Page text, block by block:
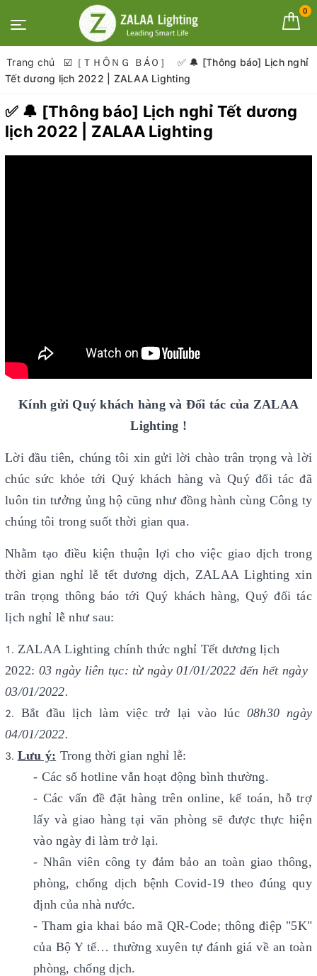
0
Trang chủ ☑️［ＴＨÔＮＧ ＢÁＯ］
✅ 🔔 [Thông báo] Lịch nghỉ
Tết dương lịch 2022 | ZALAA Lighting
✅ 🔔 [Thông báo] Lịch nghỉ Tết dương
lịch 2022 | ZALAA Lighting
Kính gửi Quý khách hàng và Đối tác của ZALAA
Lighting !
Lời đầu tiên, chúng tôi xin gửi lời chào trân trọng và lời
chúc sức khỏe tới Quý khách hàng và Quý đối tác đã
luôn tin tưởng ủng hộ cũng như đồng hành cùng Công ty
chúng tôi trong suốt thời gian qua.
Nhằm tạo điều kiện thuận lợi cho việc giao dịch trong
thời gian nghỉ lễ tết dương dịch, ZALAA Lighting xin
trân trọng thông báo tới Quý khách hàng, Quý đối tác
lịch nghỉ lễ như sau:
ZALAA Lighting chính thức nghỉ Tết dương lịch
2022: 03 ngày liên tục: từ ngày 01/01/2022 đến hết ngày
03/01/2022.
Bắt đầu lịch làm việc trở lại vào lúc 08h30 ngày
04/01/2022.
Lưu ý: Trong thời gian nghỉ lễ:
- Các số hotline vẫn hoạt động bình thường.
- Các vấn đề đặt hàng trên online, kế toán, hỗ trợ
lấy và giao hàng tại văn phòng sẽ được thực hiện
vào ngày đi làm trở lại.
- Nhân viên công ty đảm bảo an toàn giao thông,
phòng, chống dịch bệnh Covid-19 theo đúng quy
định của nhà nước.
- Tham gia khai báo mã QR-Code; thông điệp "5K"
của Bộ Y tế… thường xuyên tự đánh giá về an toàn
phòng, chống dịch.